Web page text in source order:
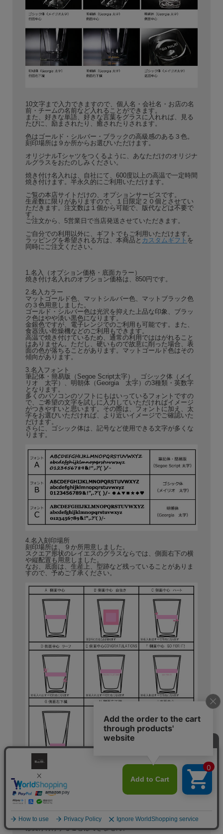
10文字まで入力できますので、個人名・会社名・お店の名
前・チームの名前など入れることができます。
また、好きな単語、好きな言葉をグラスに入れれば、見る
たびに、励まされたり、癒されたりされます。
色はゴールド・シルバー・ブラックの高級感のある３色。
刻印場所は９か所からお選びいただけます。
オリジナルTシャツをつくるように、あなただけのオリジナ
ルグラスをおたのしみください。
焼き付け名入れは、自社にて、600度以上の高温で一定時間
焼き付けます。半永久的にご利用いただけます。
ご覧の本店サイトだけの、オプションサービスです。
生産数に限りがありますので、１日限定２０個とさせてい
ただきます。注文数は１個から可能で、版代などは不要で
す。
ご注文から、5営業日で当店発送させていただきます。
ご自分での利用以外に、ギフトでもご利用いただけます。
ラッピングを希望される方は、本商品と カスタムギフト を
同時にご注文ください。
1.名入（オプション価格・底面カラー）
焼き付け名入れのオプション価格は、850円です。
2.名入カラー
マットゴールド色、マットシルバー色、マットブラック色
の３色用意しました。
ゴールド・シルバー色は光沢を抑えた上品な印象、ブラッ
ク色はやや淡い黒色になります。
金銀色ですが、電子レンジでのご利用も可能です。また、
食器洗い乾燥機などのご利用もできます。
高温で焼き付けているため、通常の利用でははがれること
はありません。ただし、硬いもので故意に削った場合、表
面の色が落ちることがあります。マットゴールド色はその
傾向があります。
3.名入フォント
筆記体・簡易版（Segoe Script太字）、ゴシック体（メイ
リオ 太字）、明朝体（Georgia 太字）の3種類・英数字
となります。
多くのパソコンのソフトにもはいっているフォントですの
で、ご希望の文字を試しに入力していただければイメージ
がつきやすいと思います。その際は、フォントに加え、太
字をお選びいただければ、より近いイメージでご確認いた
だけます。
さらに、ゴシック体は、記号など使用できる文字が多くな
ります。
4.名入刻印場所
刻印場所は、９か所用意しました。
スクエア形状のレイエスのグラスならでは、側面右下の横
や縦配置も用意しました。
なお、底面は、生産上、型跡など残っていることがありま
すので、予めご了承ください。
5.名入文字
文字は10文字まで、英数字のみとなります。
ご入力いただいた文字をそのまま焼き付けますので、スペ
ルや大文字小文字など、ご注意ください。
スペース（空白）は、１文字としてカウントします。
公序良俗に反するもの・商標など第三者の権利を侵す文字
は受け付けすることはできません。